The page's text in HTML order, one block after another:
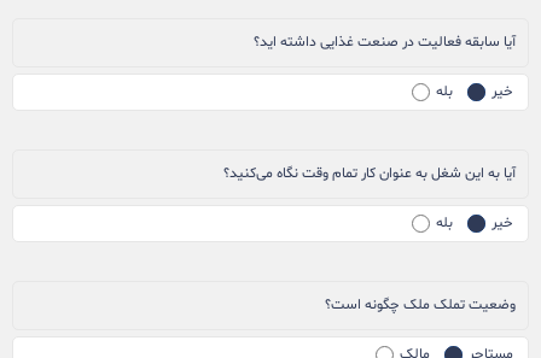
آیا سابقه فعالیت در صنعت غذایی داشته اید؟
خیر بله
آیا به این شغل به عنوان کار تمام وقت نگاه می‌کنید؟
خیر بله
وضعیت تملک ملک چگونه است؟
مستاجر مالک